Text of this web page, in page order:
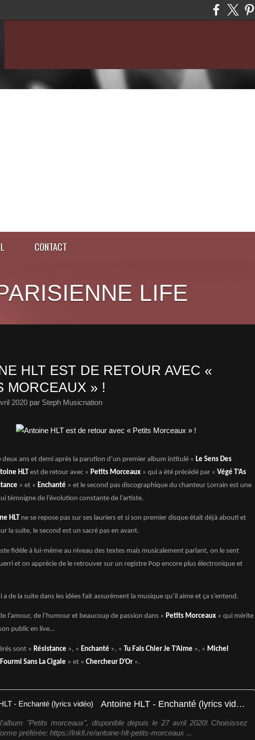
CONTACT
LIFE
HLT EST DE RETOUR AVEC «
MORCEAUX » !
2020 par Steph Musicnation
deux ans et demi après la parution d’un premier album intitulé « Le Sens Des
HLT est de retour avec « Petits Morceaux » qui a été précédé par « Végé T’As
» et « Enchanté » et le second pas discographique du chanteur Lorrain est une
témoigne de l’évolution constante de l’artiste.
HLT ne se repose pas sur ses lauriers et si son premier disque était déjà abouti et
la suite, le second est un sacré pas en avant.
fidèle à lui-même au niveau des textes mais musicalement parlant, on le sent
et on apprécie de le retrouver sur un registre Pop encore plus électronique et
a de la suite dans les idées fait assurément la musique qu’il aime et ça s’entend.
l’amour, de l’humour et beaucoup de passion dans « Petits Morceaux » qui mérite
public en live…
sont « Résistance », « Enchanté », « Tu Fais Chier Je T’Aime », « Michel
Fourmi Sans La Cigale » et « Chercheur D’Or ».
Antoine HLT - Enchanté (lyrics vidéo)
"Petits morceaux", disponible depuis le 27 avril 2020! Choisissez
préférée: https://lnkfi.re/antoine-hlt-petits-morceaux ...